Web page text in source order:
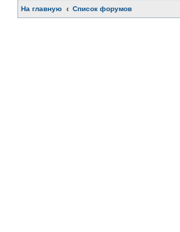
На главную Список форумов